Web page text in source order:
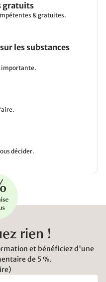
gratuits
& gratuites.
les substances
importante.
décider.
rien !
et bénéficiez d'une
de 5 %.